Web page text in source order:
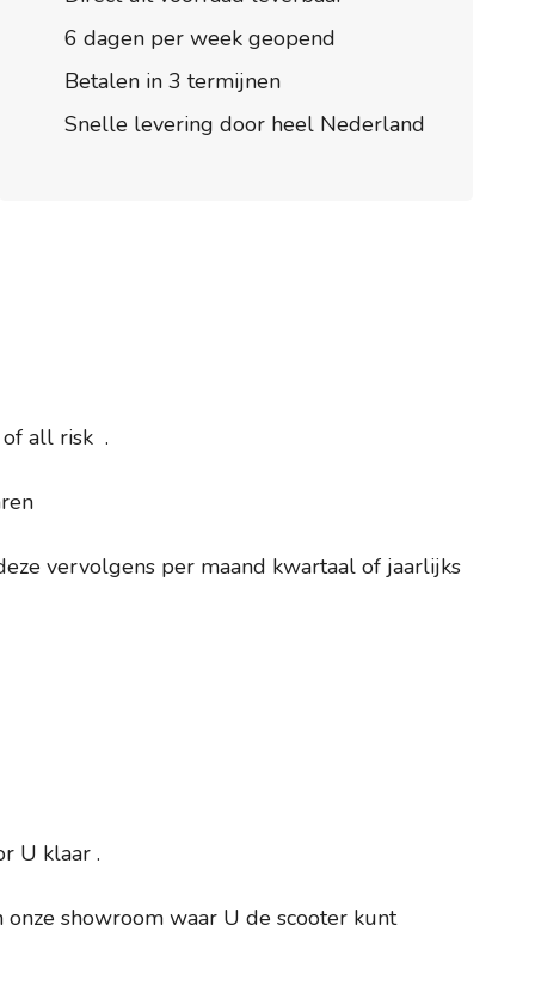
6 dagen per week geopend
Betalen in 3 termijnen
Snelle levering door heel Nederland
all risk .
vervolgens per maand kwartaal of jaarlijks
U klaar .
showroom waar U de scooter kunt